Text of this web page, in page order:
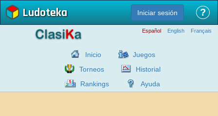
Ludoteka Iniciar sesión ?
Español English Français
Inicio
Juegos
Torneos
Historial
Rankings
Ayuda